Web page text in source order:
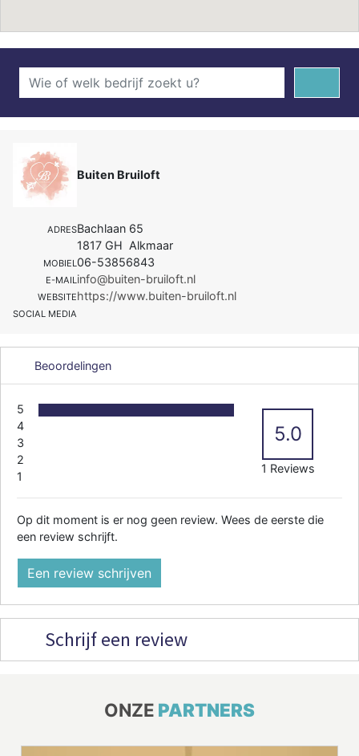
Buiten Bruiloft
ADRESBachlaan 65
1817 GH Alkmaar
MOBIEL 06-53856843
E-MAIL info@buiten-bruiloft.nl
WEBSITEhttps://www.buiten-bruiloft.nl
SOCIAL MEDIA
Beoordelingen
5
4
3
2
1
5.0
1 Reviews
Op dit moment is er nog geen review. Wees de eerste die
een review schrijft.
Een review schrijven
Schrijf een review
ONZE PARTNERS